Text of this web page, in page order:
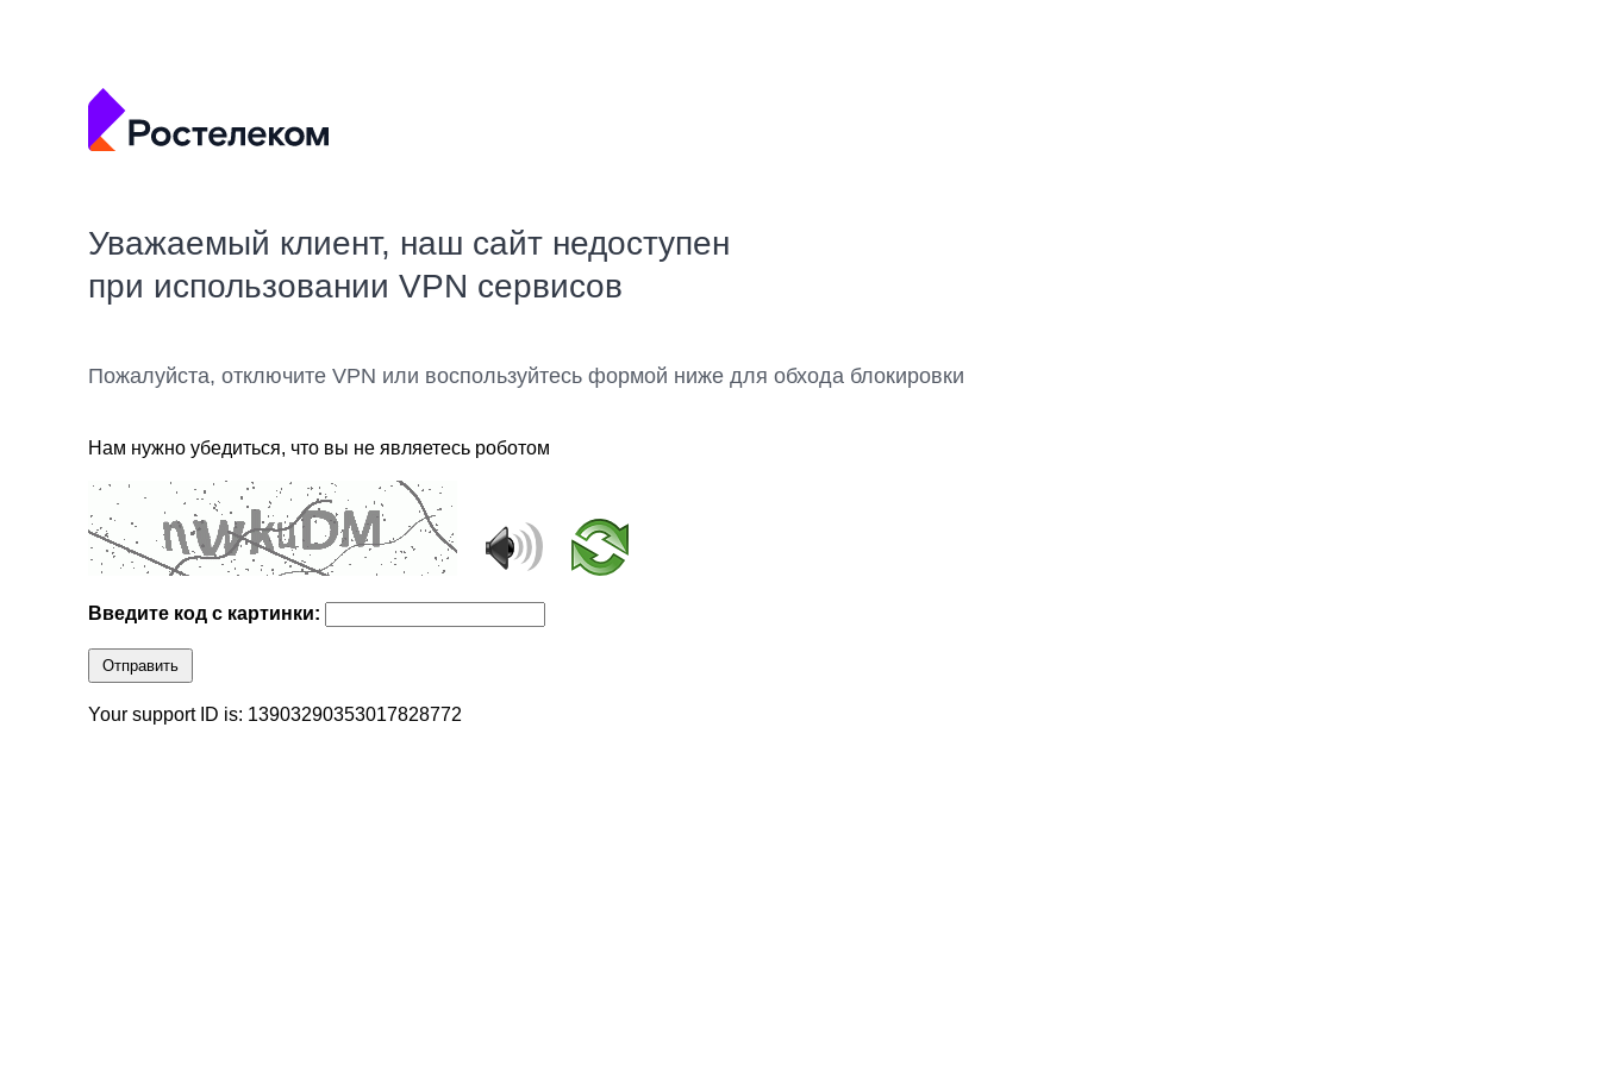
Уважаемый клиент, наш сайт недоступен
при использовании VPN сервисов
Пожалуйста, отключите VPN или воспользуйтесь формой ниже для обхода блокировки
Нам нужно убедиться, что вы не являетесь роботом
Введите код с картинки:
Отправить
Your support ID is: 13903290353017828772